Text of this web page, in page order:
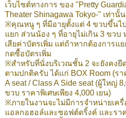
เว็บไซต์ทางการ ของ "Pretty
Theater Shinagawa Tokyo-" เท่านั้น
※คุณหนู ๆ ที่มีอายุตั้งแต่ 4 ขวบขึ้นไ
แยก ส่วนน้อง ๆ ที่อายุไม่เกิน 3 ขวบ
เสียค่าบัตรเพิ่ม แต่ถ้าหากต้องการแ
กดซื้อบัตรเพิ่ม
※สำหรับที่นั่งบริเวณชั้น 2 จะยังคงยึ
ตามปกติครับ ได้แก่ BOX Room (รา
A seat / Class A Side seat (ผู้ใหญ่
ขวบ ราคาพิเศษเพียง 4,000 เยน)
※ภายในงานจะไม่มีการจำหน่ายเครื่
แอลกอฮอล์และซอฟต์ดริ้งค์ และรา